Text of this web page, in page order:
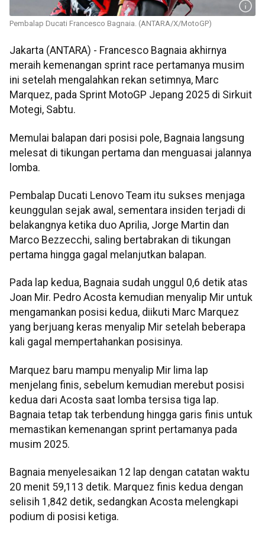
Pembalap Ducati Francesco Bagnaia. (ANTARA/X/MotoGP)
Jakarta (ANTARA) - Francesco Bagnaia akhirnya
meraih kemenangan sprint race pertamanya musim
ini setelah mengalahkan rekan setimnya, Marc
Marquez, pada Sprint MotoGP Jepang 2025 di Sirkuit
Motegi, Sabtu.
Memulai balapan dari posisi pole, Bagnaia langsung
melesat di tikungan pertama dan menguasai jalannya
lomba.
Pembalap Ducati Lenovo Team itu sukses menjaga
keunggulan sejak awal, sementara insiden terjadi di
belakangnya ketika duo Aprilia, Jorge Martin dan
Marco Bezzecchi, saling bertabrakan di tikungan
pertama hingga gagal melanjutkan balapan.
Pada lap kedua, Bagnaia sudah unggul 0,6 detik atas
Joan Mir. Pedro Acosta kemudian menyalip Mir untuk
mengamankan posisi kedua, diikuti Marc Marquez
yang berjuang keras menyalip Mir setelah beberapa
kali gagal mempertahankan posisinya.
Marquez baru mampu menyalip Mir lima lap
menjelang finis, sebelum kemudian merebut posisi
kedua dari Acosta saat lomba tersisa tiga lap.
Bagnaia tetap tak terbendung hingga garis finis untuk
memastikan kemenangan sprint pertamanya pada
musim 2025.
Bagnaia menyelesaikan 12 lap dengan catatan waktu
20 menit 59,113 detik. Marquez finis kedua dengan
selisih 1,842 detik, sedangkan Acosta melengkapi
podium di posisi ketiga.